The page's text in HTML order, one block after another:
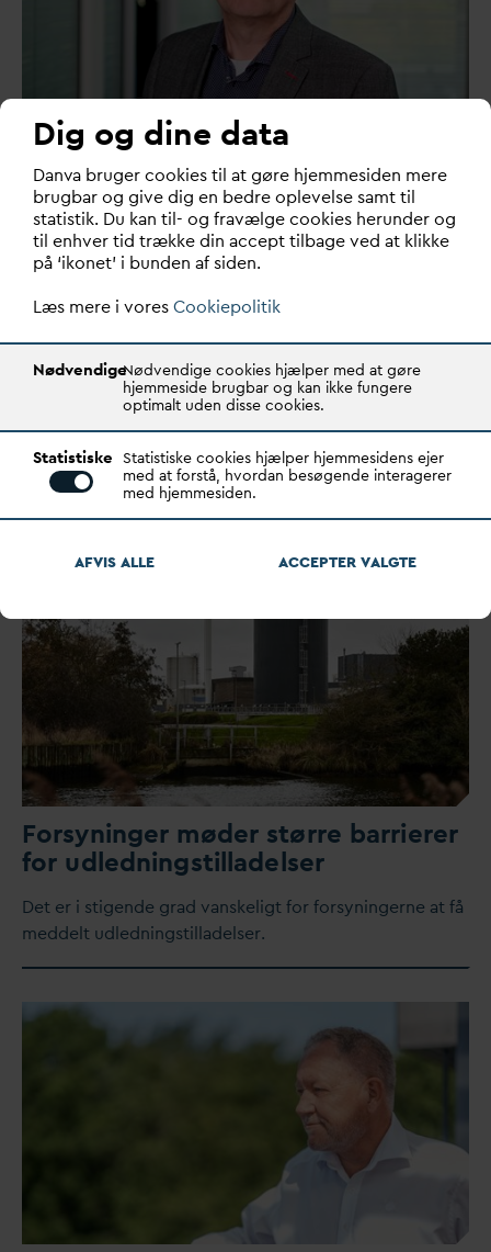
Lars Gadegaard Christensen
Senior Projektleder
T: +45 87 93 35 69
lgc@ d a.dk
Forsyninger møder større barrierer
for udledningstilladelser
Det er i stigende grad vanskeligt for forsyningerne at få
meddelt udledningstilladelser.
Dig og dine data
Danva bruger cookies til at gøre hjemmesiden mere
brugbar og give dig en bedre oplevelse samt til
statistik. Du kan til- og fravælge cookies herunder og
til enhver tid trække din accept tilbage ved at klikke
på ‘ikonet’ i bunden af siden.
Læs mere i voresCookiepolitik
NødvendigeNødvendige cookies hjælper med at gøre
hjemmeside brugbar og kan ikke fungere
optimalt uden disse cookies.
Statistiske Statistiske cookies hjælper hjemmesidens ejer
med at forstå, hvordan besøgende interagerer
med hjemmesiden.
AFVIS ALLE ACCEPTERVALGTE